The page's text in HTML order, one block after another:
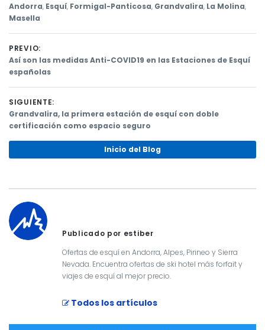
Andorra, Esquí, Formigal-Panticosa, Grandvalira, La Molina,
Masella
Navegación
de
entradas
PREVIO:
Previous
post:
Así son las medidas Anti-COVID19 en las Estaciones de Esquí
españolas
SIGUIENTE:
Next
post:
Grandvalira, la primera estación de esquí con doble
certificación como espacio seguro
Inicio del Blog
Publicado por estiber
Ofertas de esquí en Andorra, Alpes, Pirineo y Sierra
Nevada. Encuentra ofertas de ski hotel más forfait y
viajes de esquí al mejor precio.
Todos los artículos